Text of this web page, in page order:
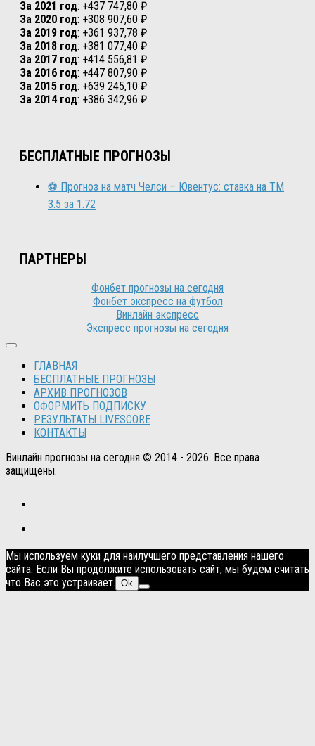
За 2021 год: +437 747,80 ₽
За 2020 год: +308 907,60 ₽
За 2019 год: +361 937,78 ₽
За 2018 год: +381 077,40 ₽
За 2017 год: +414 556,81 ₽
За 2016 год: +447 807,90 ₽
За 2015 год: +639 245,10 ₽
За 2014 год: +386 342,96 ₽
БЕСПЛАТНЫЕ ПРОГНОЗЫ
⚽ Прогноз на матч Челси – Ювентус: ставка на ТМ
3.5 за 1.72
ПАРТНЕРЫ
Фонбет прогнозы на сегодня
Фонбет экспресс на футбол
Винлайн экспресс
Экспресс прогнозы на сегодня
ГЛАВНАЯ
БЕСПЛАТНЫЕ ПРОГНОЗЫ
АРХИВ ПРОГНОЗОВ
ОФОРМИТЬ ПОДПИСКУ
РЕЗУЛЬТАТЫ LIVESCORE
КОНТАКТЫ
Винлайн прогнозы на сегодня © 2014 - 2026. Все права
защищены.
Мы используем куки для наилучшего представления нашего
сайта. Если Вы продолжите использовать сайт, мы будем считать
что Вас это устраивает. Ok